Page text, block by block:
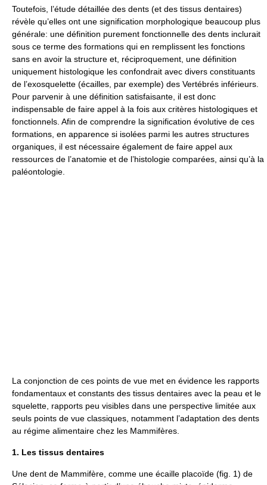
Toutefois, l’étude détaillée des dents (et des tissus dentaires)
révèle qu’elles ont une signification morphologique beaucoup plus
générale: une définition purement fonctionnelle des dents inclurait
sous ce terme des formations qui en remplissent les fonctions
sans en avoir la structure et, réciproquement, une définition
uniquement histologique les confondrait avec divers constituants
de l’exosquelette (écailles, par exemple) des Vertébrés inférieurs.
Pour parvenir à une définition satisfaisante, il est donc
indispensable de faire appel à la fois aux critères histologiques et
fonctionnels. Afin de comprendre la signification évolutive de ces
formations, en apparence si isolées parmi les autres structures
organiques, il est nécessaire également de faire appel aux
ressources de l’anatomie et de l’histologie comparées, ainsi qu’à la
paléontologie.
La conjonction de ces points de vue met en évidence les rapports
fondamentaux et constants des tissus dentaires avec la peau et le
squelette, rapports peu visibles dans une perspective limitée aux
seuls points de vue classiques, notamment l’adaptation des dents
au régime alimentaire chez les Mammifères.
1. Les tissus dentaires
Une dent de Mammifère, comme une écaille placoïde (fig. 1) de